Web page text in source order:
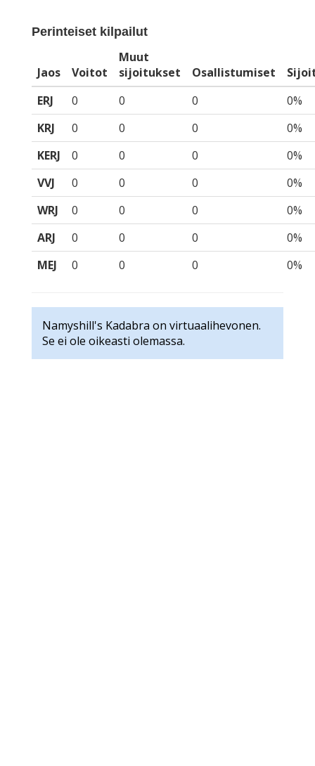
Perinteiset kilpailut
Jaos Voitot
Muut
sijoitukset
Osallistumiset
ERJ
0 0 0
0%
KRJ
0 0 0
0%
KERJ
0 0 0
0%
VVJ
0 0 0
0%
WRJ
0 0 0
0%
ARJ
0 0 0
0%
MEJ
0 0 0 0%
Namyshill's Kadabra on virtuaalihevonen.
Se ei ole oikeasti olemassa.